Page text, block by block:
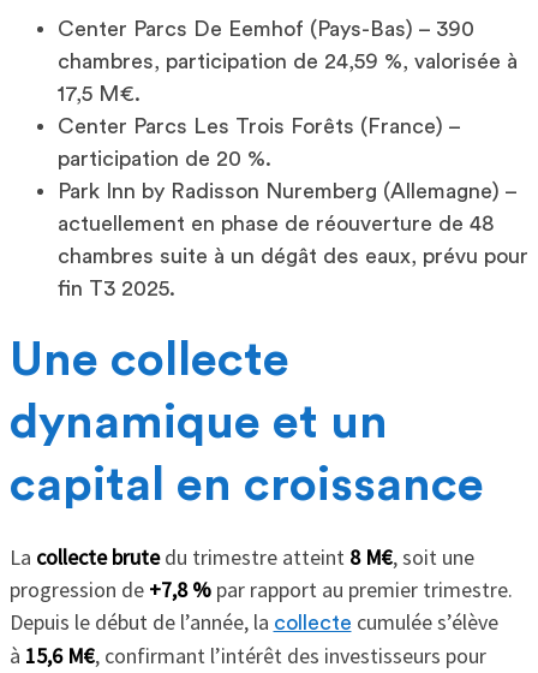
Center Parcs De Eemhof (Pays-Bas) – 390
chambres, participation de 24,59 %, valorisée à
17,5 M€.
Center Parcs Les Trois Forêts (France) –
participation de 20 %.
Park Inn by Radisson Nuremberg (Allemagne) –
actuellement en phase de réouverture de 48
chambres suite à un dégât des eaux, prévu pour
fin T3 2025.
Une collecte
dynamique et un
capital en croissance
La collecte brutedu trimestre atteint 8 M€, soit une
progression de +7,8 %par rapport au premier trimestre.
Depuis le début de l’année, la collecte cumulée s’élève
à 15,6 M€, confirmant l’intérêt des investisseurs pour